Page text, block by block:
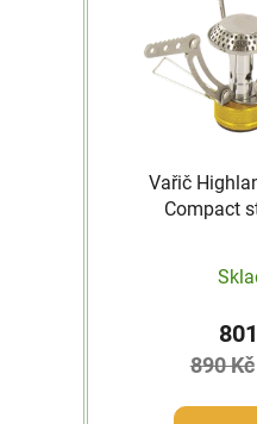
Vařič
Compact
890 Kč